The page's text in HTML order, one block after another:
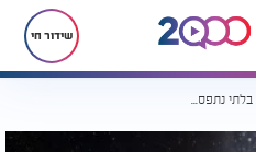
שידור חי
זה נשמע בלתי נתפס: הדבר שהירח עושה כדי למנוע אסון עולמי